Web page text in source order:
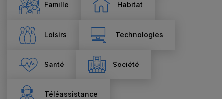
Famille Habitat
Loisirs Technologies
Santé Société
Téléassistance